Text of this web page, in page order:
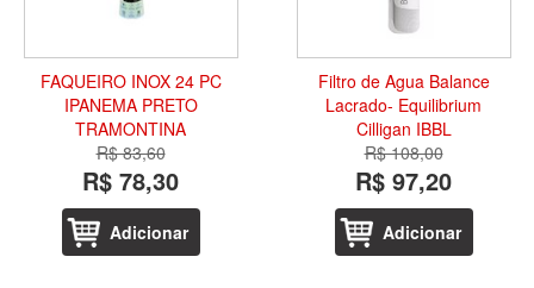
FAQUEIRO INOX 24 PC
IPANEMA PRETO
TRAMONTINA
R$ 83,60
R$ 78,30
Adicionar
Filtro de Agua Balance
Lacrado- Equilibrium
Cilligan IBBL
R$ 108,00
R$ 97,20
Adicionar